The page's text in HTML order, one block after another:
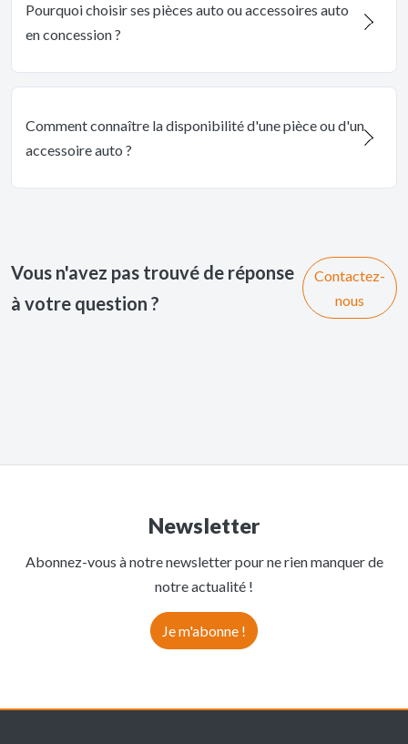
Pourquoi choisir ses pièces auto ou accessoires auto
en concession ?
Comment connaître la disponibilité d'une pièce ou d'un
accessoire auto ?
Vous n'avez pas trouvé de réponse
à votre question ?
Contactez-
nous
Newsletter
Abonnez-vous à notre newsletter pour ne rien manquer de
notre actualité !
Je m'abonne !